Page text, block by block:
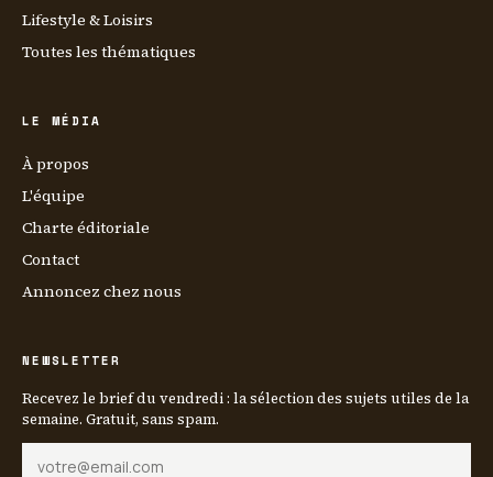
Lifestyle & Loisirs
Toutes les thématiques
LE MÉDIA
À propos
L'équipe
Charte éditoriale
Contact
Annoncez chez nous
NEWSLETTER
Recevez le brief du vendredi : la sélection des sujets utiles de la
semaine. Gratuit, sans spam.